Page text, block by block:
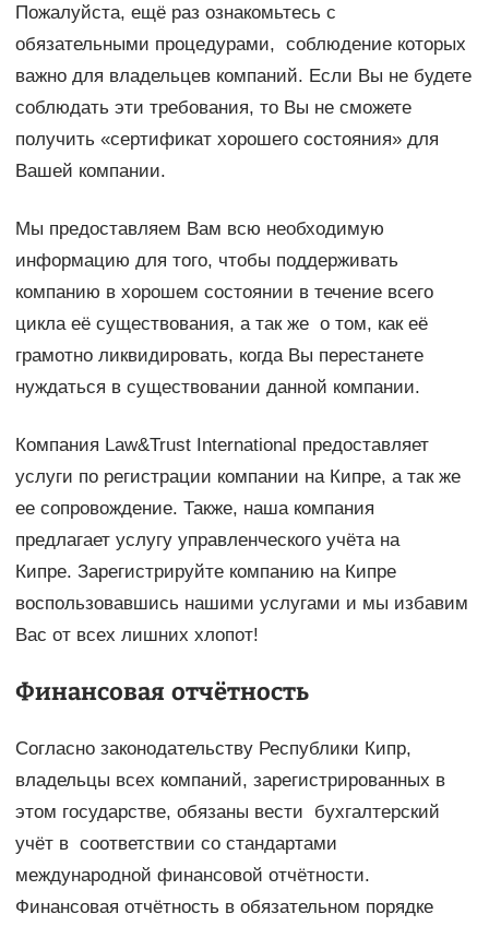
Пожалуйста, ещё раз ознакомьтесь с
обязательными процедурами, соблюдение которых
важно для владельцев компаний. Если Вы не будете
соблюдать эти требования, то Вы не сможете
получить «сертификат хорошего состояния» для
Вашей компании.
Мы предоставляем Вам всю необходимую
информацию для того, чтобы поддерживать
компанию в хорошем состоянии в течение всего
цикла её существования, а так же о том, как её
грамотно ликвидировать, когда Вы перестанете
нуждаться в существовании данной компании.
Компания Law&Trust International предоставляет
услуги по регистрации компании на Кипре, а так же
ее сопровождение. Также, наша компания
предлагает услугу управленческого учёта на
Кипре. Зарегистрируйте компанию на Кипре
воспользовавшись нашими услугами и мы избавим
Вас от всех лишних хлопот!
Финансовая отчётность
Согласно законодательству Республики Кипр,
владельцы всех компаний, зарегистрированных в
этом государстве, обязаны вести бухгалтерский
учёт в соответствии со стандартами
международной финансовой отчётности.
Финансовая отчётность в обязательном порядке